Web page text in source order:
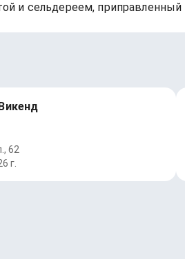
и сельдереем,
62
г.